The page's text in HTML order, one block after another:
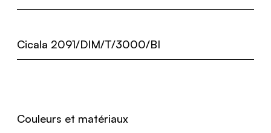
Cicala 2091/DIM/T/3000/BI
Couleurs et matériaux